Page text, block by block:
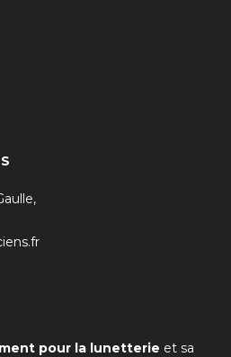
pour la lunetterie et sa